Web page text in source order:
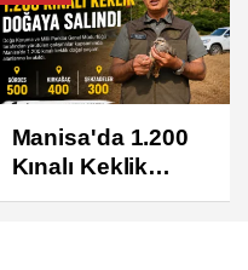
Turgutlu'da 8
Ağustos
Cumartesi Günü